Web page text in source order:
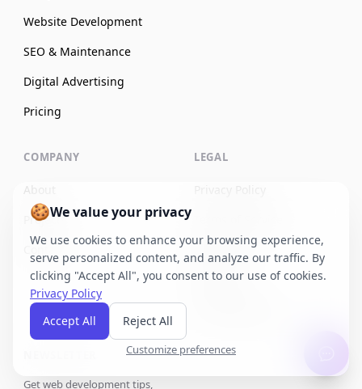
Website Development
SEO & Maintenance
Digital Advertising
Pricing
COMPANY
About
Projects
Contact
LEGAL
Disclaimer
Sitemap
Get web development tips,
🍪We value your privacy
We use cookies to enhance your browsing experience,
serve personalized content, and analyze our traffic. By
clicking "Accept All", you consent to our use of cookies.
Privacy Policy
Accept All
Reject All
Customize preferences